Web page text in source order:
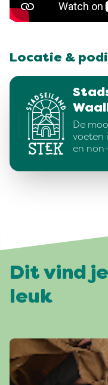
Locatie &
De
voeten
en
Dit vind
leuk